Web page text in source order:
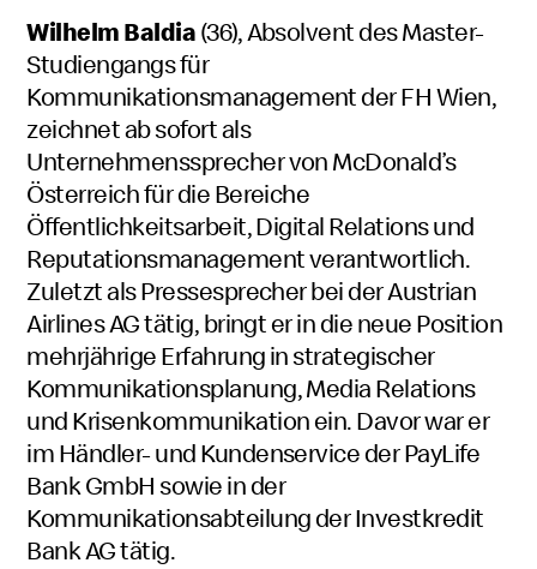
Wilhelm Baldia(36), Absolvent des Master-
Studiengangs für
Kommunikationsmanagement der FH Wien,
zeichnet ab sofort als
Unternehmenssprecher von McDonald’s
Österreich für die Bereiche
Öffentlichkeitsarbeit, Digital Relations und
Reputationsmanagement verantwortlich.
Zuletzt als Pressesprecher bei der Austrian
Airlines AG tätig, bringt er in die neue Position
mehrjährige Erfahrung in strategischer
Kommunikationsplanung, Media Relations
und Krisenkommunikation ein. Davor war er
im Händler- und Kundenservice der PayLife
Bank GmbH sowie in der
Kommunikationsabteilung der Investkredit
Bank AG tätig.